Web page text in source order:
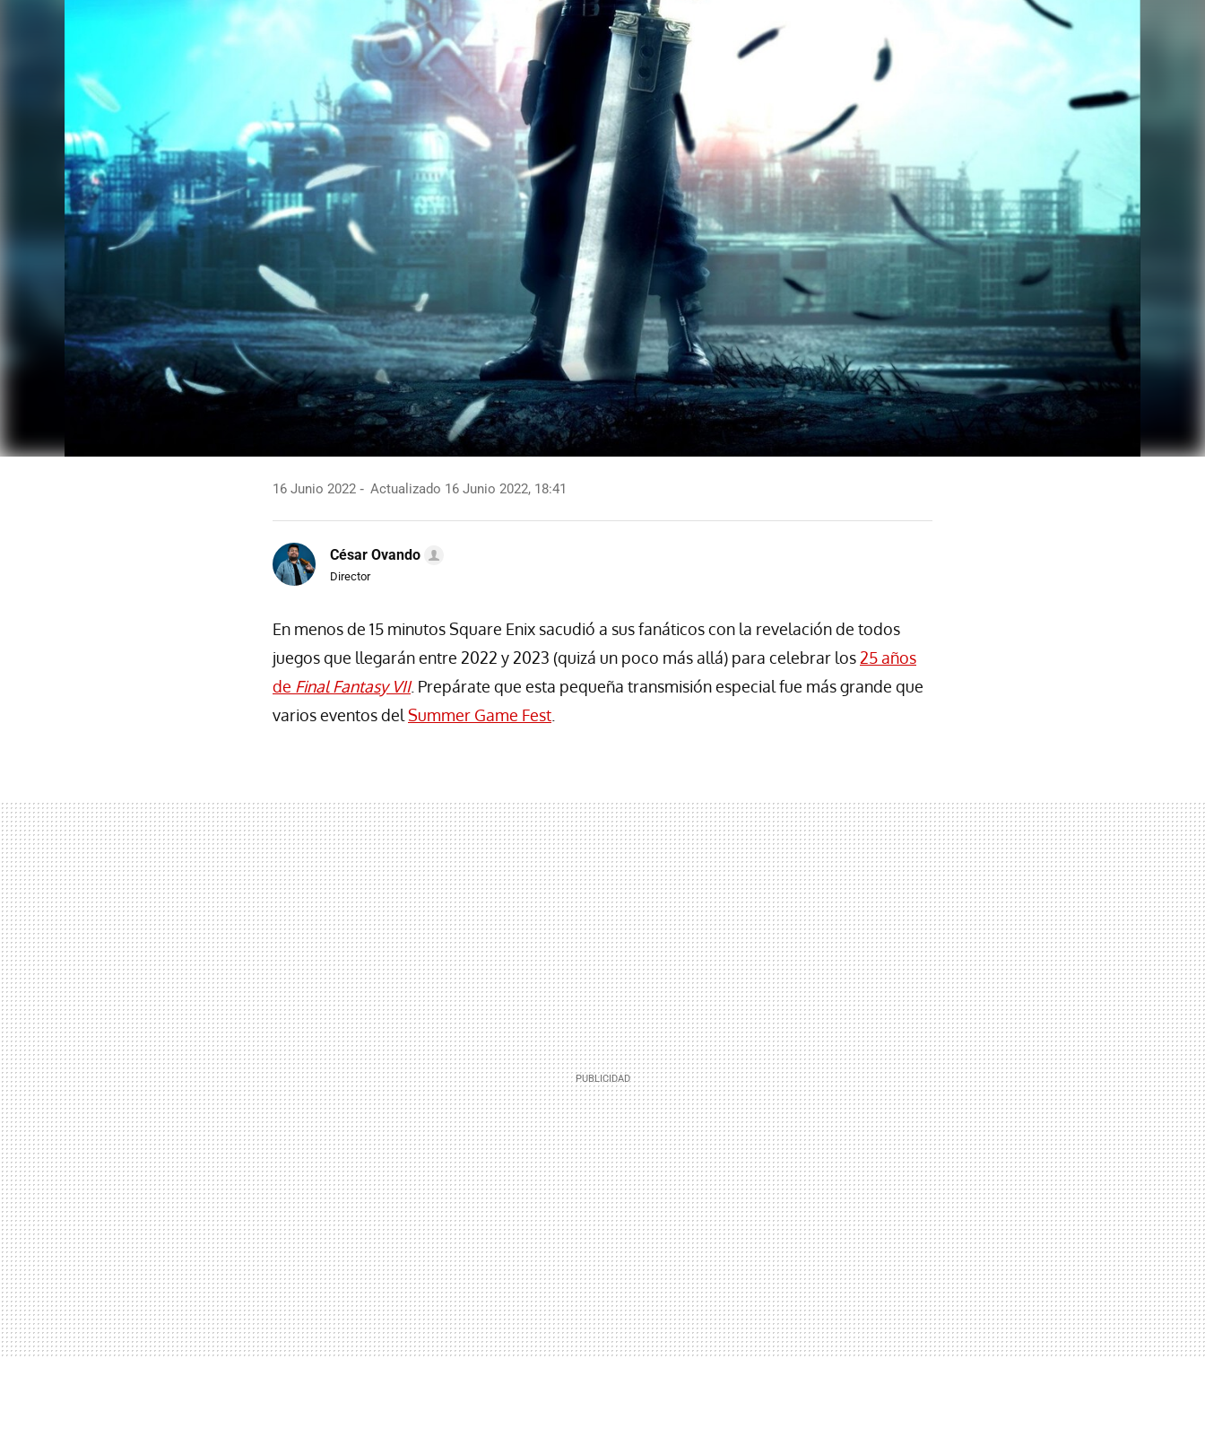
16 Junio 2022 Actualizado 16 Junio 2022, 18:41
César Ovando
Director
En menos de 15 minutos Square Enix sacudió a sus fanáticos con la revelación de todos
juegos que llegarán entre 2022 y 2023 (quizá un poco más allá) para celebrar los25 años
de Final Fantasy VII. Prepárate que esta pequeña transmisión especial fue más grande que
varios eventos del Summer Game Fest